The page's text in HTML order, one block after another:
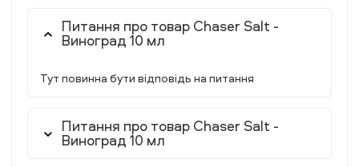
Питання про товар Chaser Salt -
Виноград 10 мл
Тут повинна бути відповідь на питання
Питання про товар Chaser Salt -
Виноград 10 мл